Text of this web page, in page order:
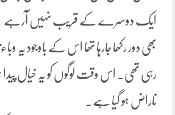
ایک دوسرے کے قریب نہیں آرہے
بھی دور رکھا جارہا تھا اس کے باوجود یہ
رہی تھی۔ اس وقت لوگوں کو یہ خیال پیدا
ناراض ہو گیا ہے۔